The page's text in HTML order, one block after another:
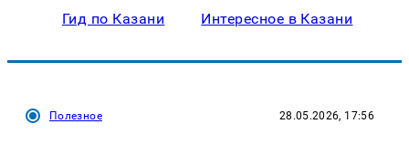
Гид по Казани Интересное в Казани
Полезное 28.05.2026, 17:56